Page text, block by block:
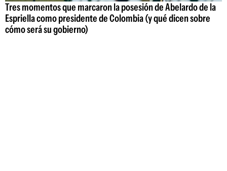
Tres momentos que marcaron la posesión de Abelardo de la
Espriella como presidente de Colombia (y qué dicen sobre
cómo será su gobierno)